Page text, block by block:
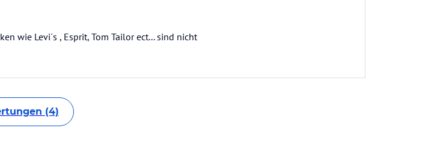
wie Levi´s , Esprit, Tom Tailor ect... sind nicht
(4)